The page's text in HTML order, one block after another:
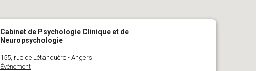
Cabinet de Psychologie Clinique et de
Neuropsychologie
155, rue de Létanduère - Angers
Évènement